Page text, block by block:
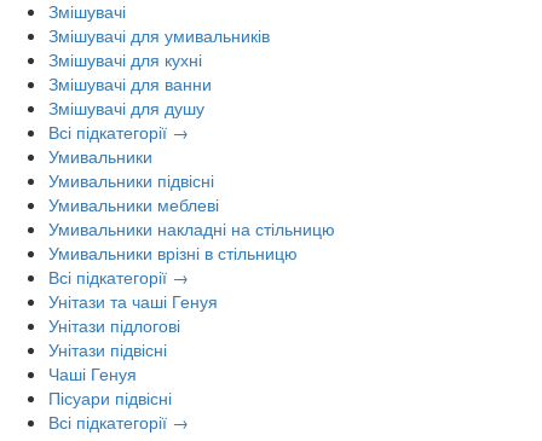
Змішувачі
Змішувачі для умивальників
Змішувачі для кухні
Змішувачі для ванни
Змішувачі для душу
Всі підкатегорії →
Умивальники
Умивальники підвісні
Умивальники меблеві
Умивальники накладні на стільницю
Умивальники врізні в стільницю
Всі підкатегорії →
Унітази та чаші Генуя
Унітази підлогові
Унітази підвісні
Чаші Генуя
Пісуари підвісні
Всі підкатегорії →